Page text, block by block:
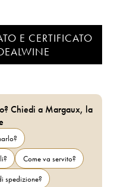
E CERTIFICATO
Chiedi a Margaux, la
Come va servito?
spedizione?